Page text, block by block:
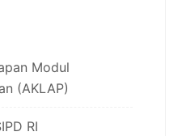
Modul
(AKLAP)
RI